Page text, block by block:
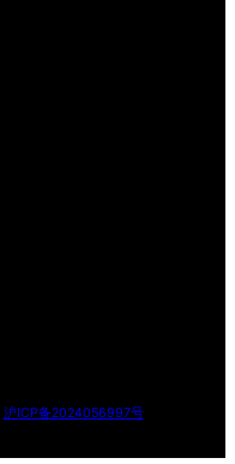
沪ICP备2024056997号